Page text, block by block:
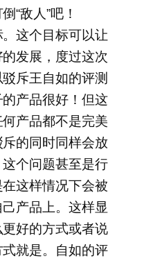
“敌人”吧！
这个目标可以让
发展，度过这次
斥王自如的评测
产品很好！但这
产品都不是完美
的同时同样会放
个问题甚至是行
这样情况下会被
产品上。这样显
好的方式或者说
就是。自如的评